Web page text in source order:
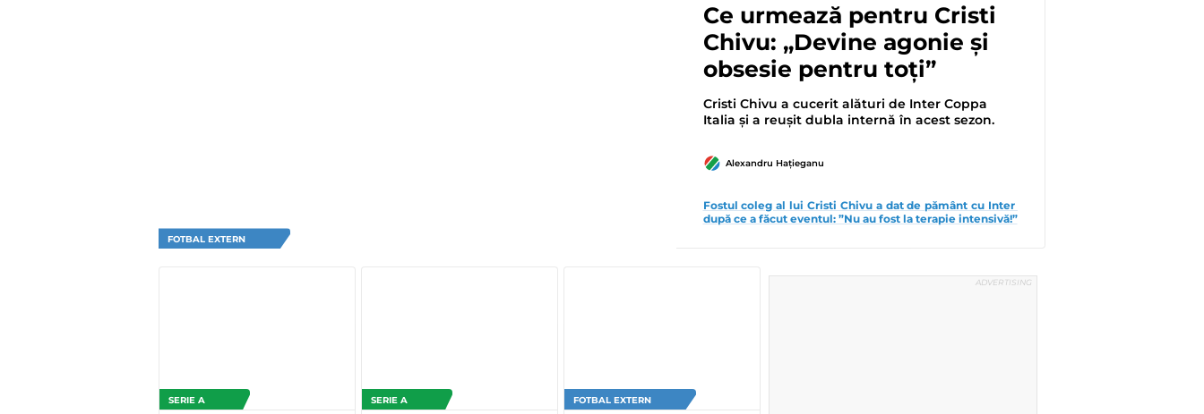
FOTBAL EXTERN
Ce urmează pentru Cristi
Chivu: „Devine agonie și
obsesie pentru toți”
Cristi Chivu a cucerit alături de Inter Coppa
Italia și a reușit dubla internă în acest sezon.
Alexandru Hațieganu
Fostul coleg al lui Cristi Chivu a dat de pământ cu Inter
după ce a făcut eventul: ”Nu au fost la terapie intensivă!”
SERIE A SERIE A FOTBAL EXTERN